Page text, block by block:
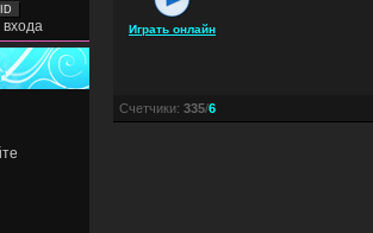
Играть онлайн
Счетчики: 335/6